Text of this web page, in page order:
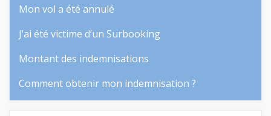
Mon vol a été annulé
J’ai été victime d’un Surbooking
Montant des indemnisations
Comment obtenir mon indemnisation ?